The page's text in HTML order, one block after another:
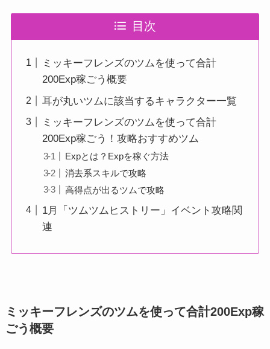
目次
ミッキーフレンズのツムを使って合計
200Exp稼ごう概要
耳が丸いツムに該当するキャラクター一覧
ミッキーフレンズのツムを使って合計
200Exp稼ごう！攻略おすすめツム
Expとは？Expを稼ぐ方法
消去系スキルで攻略
高得点が出るツムで攻略
1月「ツムツムヒストリー」イベント攻略関
連
ミッキーフレンズのツムを使って合計200Exp稼
ごう概要